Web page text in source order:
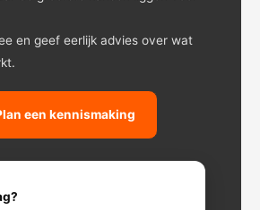
en geef eerlijk advies over wat
een kennismaking